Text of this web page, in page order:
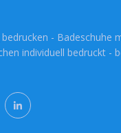
- Badeschuhe
individuell bedruckt -